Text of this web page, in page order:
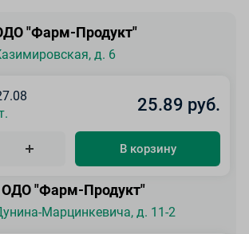
"Фарм-Продукт"
д. 6
25.89 руб.
В корзину
"Фарм-Продукт"
Марцинкевича, д. 11-2